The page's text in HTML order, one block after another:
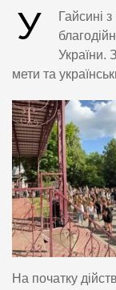
У
Гайсині
України.
мети та
На початку